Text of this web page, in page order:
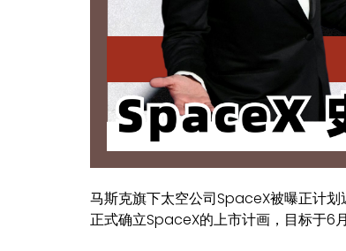
马斯克旗下太空公司SpaceX被曝正计
正式确立SpaceX的上市计画，目标于6月